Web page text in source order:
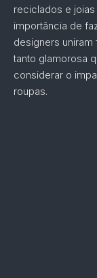
reciclados e
importância de
designers
tanto glamorosa
considerar o
roupas.